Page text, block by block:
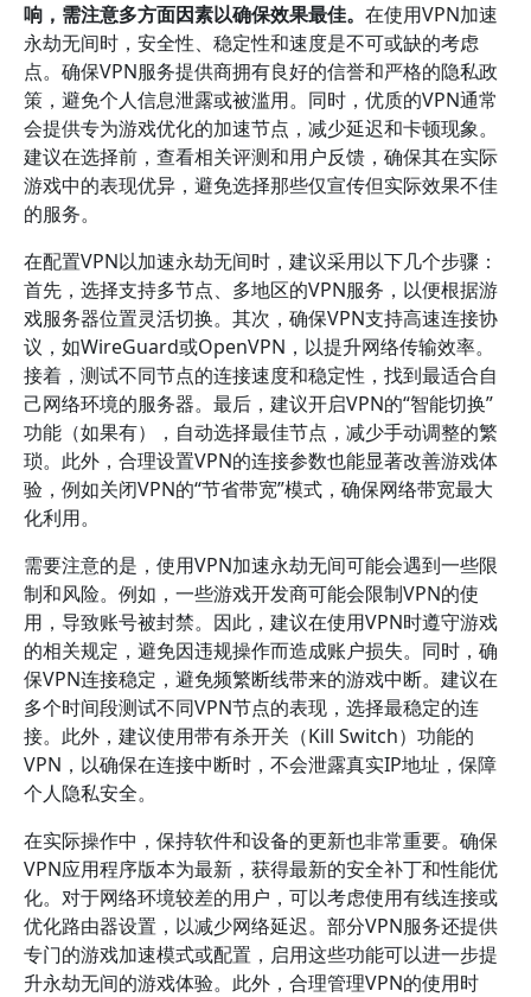
响，需注意多方面因素以确保效果最佳。 在使用VPN加速
永劫无间时，安全性、稳定性和速度是不可或缺的考虑
点。确保VPN服务提供商拥有良好的信誉和严格的隐私政
策，避免个人信息泄露或被滥用。同时，优质的VPN通常
会提供专为游戏优化的加速节点，减少延迟和卡顿现象。
建议在选择前，查看相关评测和用户反馈，确保其在实际
游戏中的表现优异，避免选择那些仅宣传但实际效果不佳
的服务。
在配置VPN以加速永劫无间时，建议采用以下几个步骤：
首先，选择支持多节点、多地区的VPN服务，以便根据游
戏服务器位置灵活切换。其次，确保VPN支持高速连接协
议，如WireGuard或OpenVPN，以提升网络传输效率。
接着，测试不同节点的连接速度和稳定性，找到最适合自
己网络环境的服务器。最后，建议开启VPN的“智能切换”
功能（如果有），自动选择最佳节点，减少手动调整的繁
琐。此外，合理设置VPN的连接参数也能显著改善游戏体
验，例如关闭VPN的“节省带宽”模式，确保网络带宽最大
化利用。
需要注意的是，使用VPN加速永劫无间可能会遇到一些限
制和风险。例如，一些游戏开发商可能会限制VPN的使
用，导致账号被封禁。因此，建议在使用VPN时遵守游戏
的相关规定，避免因违规操作而造成账户损失。同时，确
保VPN连接稳定，避免频繁断线带来的游戏中断。建议在
多个时间段测试不同VPN节点的表现，选择最稳定的连
接。此外，建议使用带有杀开关（Kill Switch）功能的
VPN，以确保在连接中断时，不会泄露真实IP地址，保障
个人隐私安全。
在实际操作中，保持软件和设备的更新也非常重要。确保
VPN应用程序版本为最新，获得最新的安全补丁和性能优
化。对于网络环境较差的用户，可以考虑使用有线连接或
优化路由器设置，以减少网络延迟。部分VPN服务还提供
专门的游戏加速模式或配置，启用这些功能可以进一步提
升永劫无间的游戏体验。此外，合理管理VPN的使用时